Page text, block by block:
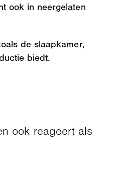
ook in neergelaten
de slaapkamer,
biedt.
ook reageert als